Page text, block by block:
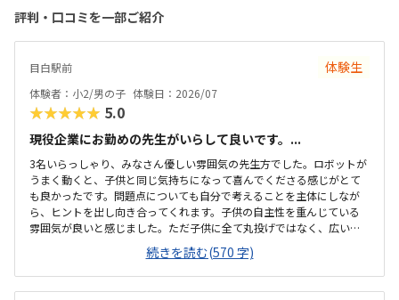
評判・口コミを一部ご紹介
目白駅前 体験生
体験者：小2/男の子 体験日：2026/07
★★★★★ 5.0
現役企業にお勤めの先生がいらして良いです。...
3名いらっしゃり、みなさん優しい雰囲気の先生方でした。ロボットが
うまく動くと、子供と同じ気持ちになって喜んでくださる感じがとて
も良かったです。問題点についても自分で考えることを主体にしなが
ら、ヒントを出し向き合ってくれます。子供の自主性を重んじている
雰囲気が良いと感じました。ただ子供に全て丸投げではなく、広い机
の上に「教科書とキットをどこに置いたらやりやすいかな？」と声を
かけてくださり、そこから自分で考えていました。ロボット作りもヒ
ントをいただきながら、自分で教科書を読んで作り上げていました。
駅近くですが、静かな環境です。急な坂道があるので、暑い夏など、重
続きを読む(570 字)